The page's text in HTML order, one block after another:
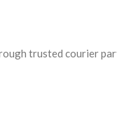
trusted courier